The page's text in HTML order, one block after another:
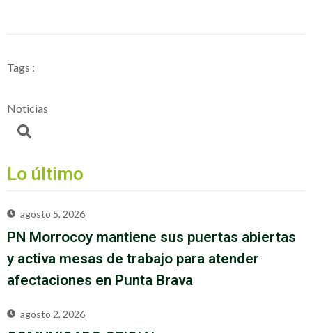
Tags :
Noticias
Lo último
agosto 5, 2026
PN Morrocoy mantiene sus puertas abiertas
y activa mesas de trabajo para atender
afectaciones en Punta Brava
agosto 2, 2026